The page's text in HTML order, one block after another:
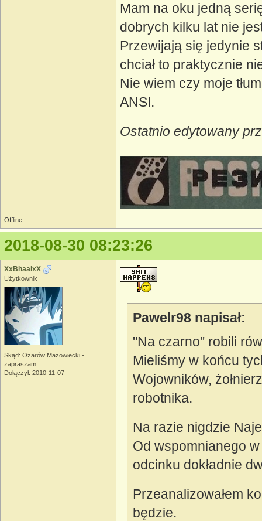
Mam na oku jedną
dobrych kilku lat nie
Przewijają się jedynie
chciał to praktycznie
Nie wiem czy moje
ANSI.
Ostatnio edytowany
Offline
2018-08-30 08:23:26
XxBhaalxX
Użytkownik
Skąd: Ożarów Mazowiecki -
zapraszam.
Dołączył: 2010-11-07
Pawelr98 napisał:
"Na czarno" robili
Mieliśmy w końcu
Wojowników,
robotnika.
Na razie nigdzie
Od wspomnianego
odcinku dokładnie
Przeanalizowałem
będzie.